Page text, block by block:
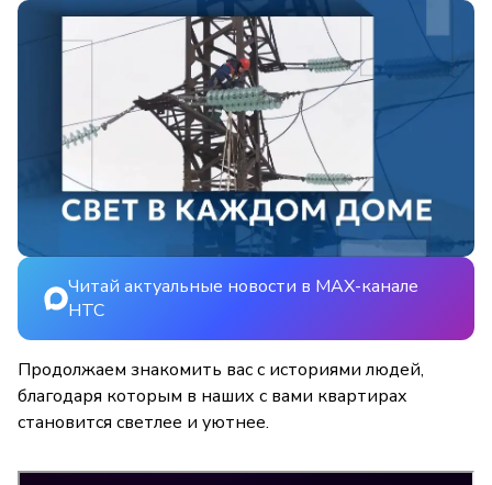
Читай актуальные новости в MAX-канале
НТС
Продолжаем знакомить вас с историями людей,
благодаря которым в наших с вами квартирах
становится светлее и уютнее.